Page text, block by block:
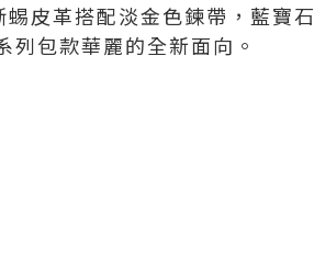
皮革搭配淡金色鍊帶，藍寶
列包款華麗的全新面向。